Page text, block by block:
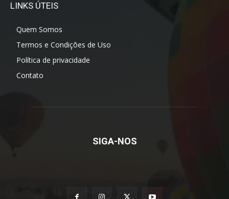
LINKS ÚTEIS
Quem Somos
Termos e Condições de Uso
Política de privacidade
Contato
SIGA-NOS